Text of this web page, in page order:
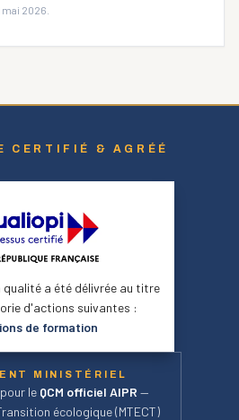
2026.
CERTIFIÉ & AGRÉÉ
a été délivrée au titre
d'actions suivantes :
de formation
MINISTÉRIEL
le QCM officiel AIPR —
écologique (MTECT)